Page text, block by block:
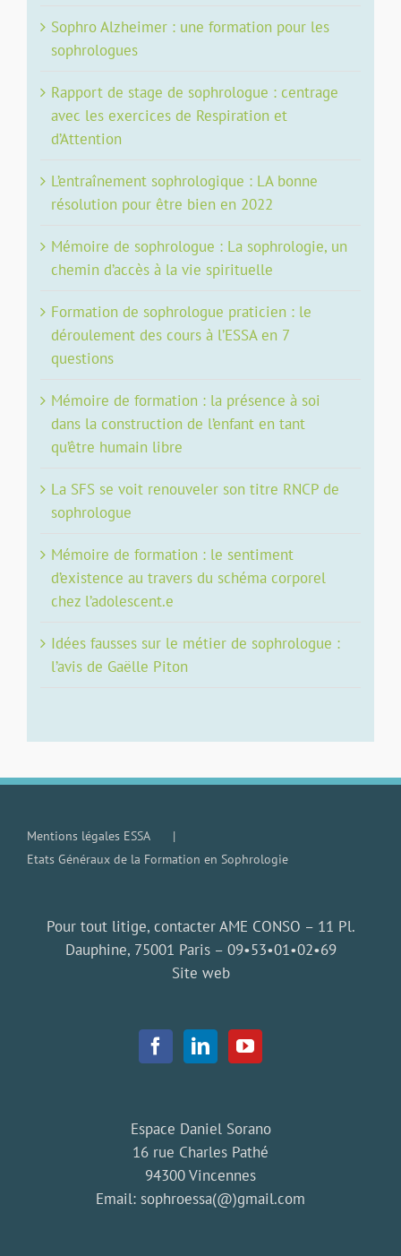
Sophro Alzheimer : une formation pour les
sophrologues
Rapport de stage de sophrologue : centrage
avec les exercices de Respiration et
d’Attention
L’entraînement sophrologique : LA bonne
résolution pour être bien en 2022
Mémoire de sophrologue : La sophrologie, un
chemin d’accès à la vie spirituelle
Formation de sophrologue praticien : le
déroulement des cours à l’ESSA en 7
questions
Mémoire de formation : la présence à soi
dans la construction de l’enfant en tant
qu’être humain libre
La SFS se voit renouveler son titre RNCP de
sophrologue
Mémoire de formation : le sentiment
d’existence au travers du schéma corporel
chez l’adolescent.e
Idées fausses sur le métier de sophrologue :
l’avis de Gaëlle Piton
Mentions légales ESSA
Etats Généraux de la Formation en Sophrologie
Pour tout litige, contacter AME CONSO – 11 Pl.
Dauphine, 75001 Paris – 09•53•01•02•69
Site web
Espace Daniel Sorano
16 rue Charles Pathé
94300 Vincennes
Email: sophroessa(@)gmail.com